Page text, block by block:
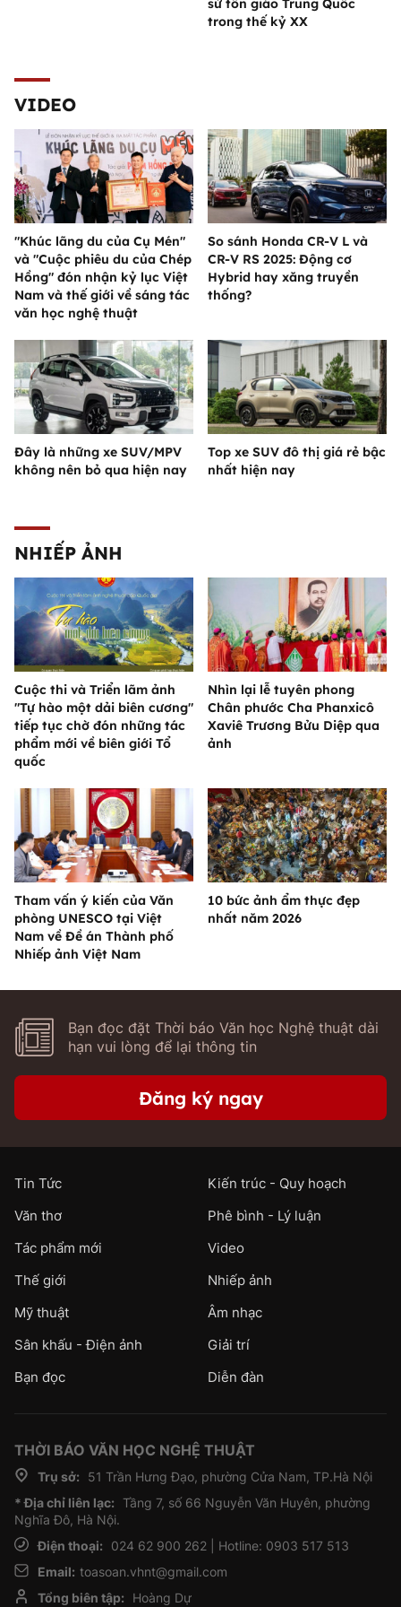
sử tôn giáo Trung Quốc
trong thế kỷ XX
VIDEO
"Khúc lãng du của Cụ Mén"
và "Cuộc phiêu du của Chép
Hồng" đón nhận kỷ lục Việt
Nam và thế giới về sáng tác
văn học nghệ thuật
So sánh Honda CR-V L và
CR-V RS 2025: Động cơ
Hybrid hay xăng truyền
thống?
Đây là những xe SUV/MPV
không nên bỏ qua hiện nay
Top xe SUV đô thị giá rẻ bậc
nhất hiện nay
NHIẾP ẢNH
Cuộc thi và Triển lãm ảnh
"Tự hào một dải biên cương"
tiếp tục chờ đón những tác
phẩm mới về biên giới Tổ
quốc
Nhìn lại lễ tuyên phong
Chân phước Cha Phanxicô
Xaviê Trương Bửu Diệp qua
ảnh
Tham vấn ý kiến của Văn
phòng UNESCO tại Việt
Nam về Đề án Thành phố
Nhiếp ảnh Việt Nam
10 bức ảnh ẩm thực đẹp
nhất năm 2026
Bạn đọc đặt Thời báo Văn học Nghệ thuật dài
hạn vui lòng để lại thông tin
Đăng ký ngay
Tin Tức
Kiến trúc - Quy hoạch
Văn thơ
Phê bình - Lý luận
Tác phẩm mới
Video
Thế giới
Nhiếp ảnh
Mỹ thuật
Âm nhạc
Sân khấu - Điện ảnh
Giải trí
Bạn đọc
Diễn đàn
THỜI BÁO VĂN HỌC NGHỆ THUẬT
Trụ sở:
51 Trần Hưng Đạo, phường Cửa Nam, TP.Hà Nội
* Địa chỉ liên lạc: Tầng 7, số 66 Nguyễn Văn Huyên, phường
Nghĩa Đô, Hà Nội.
Điện thoại:
024 62 900 262 | Hotline: 0903 517 513
Email: toasoan.vhnt@gmail.com
Tổng biên tập:
Hoàng Dự